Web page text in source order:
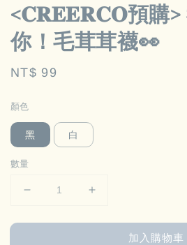
<𝐂𝐑𝐄𝐄𝐑𝐂𝐎預購>
你！毛茸茸襪👀
Regular
NT$ 99
顏色
黑 白
數量
加入購物車